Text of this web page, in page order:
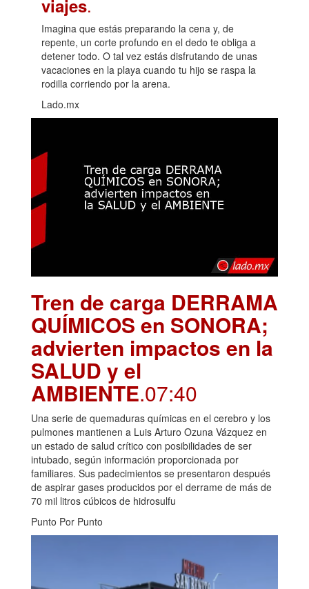
viajes.
Imagina que estás preparando la cena y, de
repente, un corte profundo en el dedo te obliga a
detener todo. O tal vez estás disfrutando de unas
vacaciones en la playa cuando tu hijo se raspa la
rodilla corriendo por la arena.
Lado.mx
Tren de carga DERRAMA
QUÍMICOS en SONORA;
advierten impactos en la
SALUD y el
AMBIENTE.07:40
Una serie de quemaduras químicas en el cerebro y los
pulmones mantienen a Luis Arturo Ozuna Vázquez en
un estado de salud crítico con posibilidades de ser
intubado, según información proporcionada por
familiares. Sus padecimientos se presentaron después
de aspirar gases producidos por el derrame de más de
70 mil litros cúbicos de hidrosulfu
Punto Por Punto